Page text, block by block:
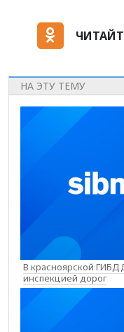
НА ЭТУ ТЕМУ
В красноярской
инспекцией дорог